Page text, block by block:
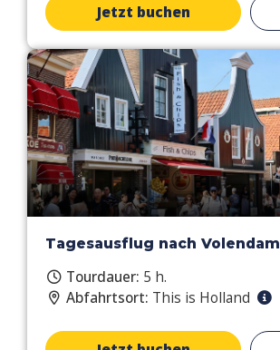
Jetzt buchen
Tagesausflug nach Volendam
Tourdauer: 5 h.
Abfahrtsort: This is Holland